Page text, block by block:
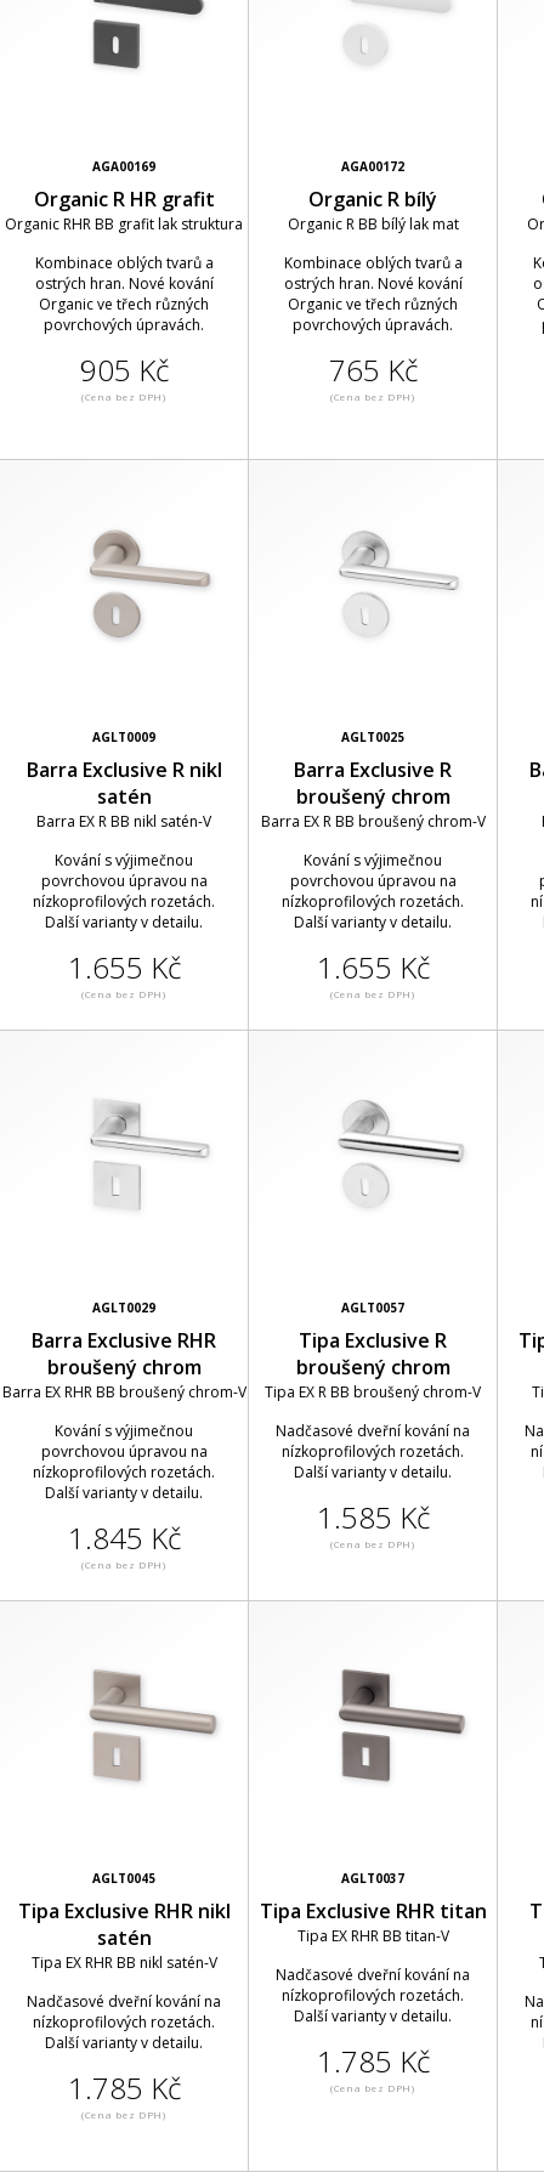
AGA00169
Organic R HR grafit
Organic RHR BB grafit lak struktura
Kombinace oblých tvarů a
ostrých hran. Nové kování
Organic ve třech různých
povrchových úpravách.
905 Kč
(Cena bez DPH)
AGA00172
Organic R bílý
Organic R BB bílý lak mat
Kombinace oblých tvarů a
ostrých hran. Nové kování
Organic ve třech různých
povrchových úpravách.
765 Kč
(Cena bez DPH)
AGLT0009
Barra Exclusive R nikl
satén
Barra EX R BB nikl satén-V
Kování s výjimečnou
povrchovou úpravou na
nízkoprofilových rozetách.
Další varianty v detailu.
1.655 Kč
(Cena bez DPH)
AGLT0025
Barra Exclusive R
broušený chrom
Barra EX R BB broušený chrom-V
Kování s výjimečnou
povrchovou úpravou na
nízkoprofilových rozetách.
Další varianty v detailu.
1.655 Kč
(Cena bez DPH)
AGLT0029
Barra Exclusive RHR
broušený chrom
Barra EX RHR BB broušený chrom-V
Kování s výjimečnou
povrchovou úpravou na
nízkoprofilových rozetách.
Další varianty v detailu.
1.845 Kč
(Cena bez DPH)
AGLT0057
Tipa Exclusive R
broušený chrom
Tipa EX R BB broušený chrom-V
Nadčasové dveřní kování na
nízkoprofilových rozetách.
Další varianty v detailu.
1.585 Kč
(Cena bez DPH)
AGLT0045
Tipa Exclusive RHR nikl
satén
Tipa EX RHR BB nikl satén-V
Nadčasové dveřní kování na
nízkoprofilových rozetách.
Další varianty v detailu.
1.785 Kč
(Cena bez DPH)
AGLT0037
Tipa Exclusive RHR titan
Tipa EX RHR BB titan-V
Nadčasové dveřní kování na
nízkoprofilových rozetách.
Další varianty v detailu.
1.785 Kč
(Cena bez DPH)